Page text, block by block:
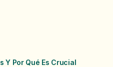
Y Por Qué Es Crucial